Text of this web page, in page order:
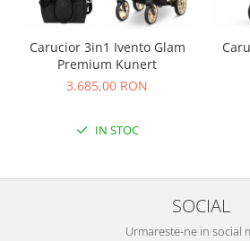
Triciclete copii si adulti
Biciclete copii cu roti 10 inch (2-4
Biciclete copii cu roti 20 inch
Carucior 3in1 Ivento Glam
Premium Kunert
3.685,00 RON
IN STOC
SOCIAL
Urmareste-ne in social